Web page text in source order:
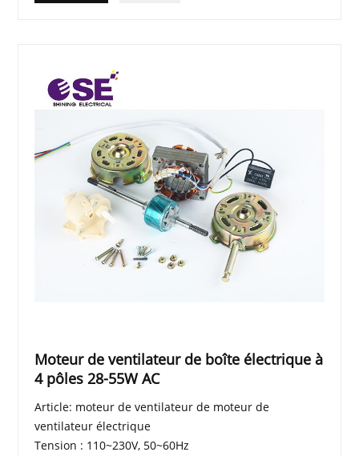
Moteur de ventilateur de boîte électrique à
4 pôles 28-55W AC
Article: moteur de ventilateur de moteur de
ventilateur électrique
Tension : 110~230V, 50~60Hz